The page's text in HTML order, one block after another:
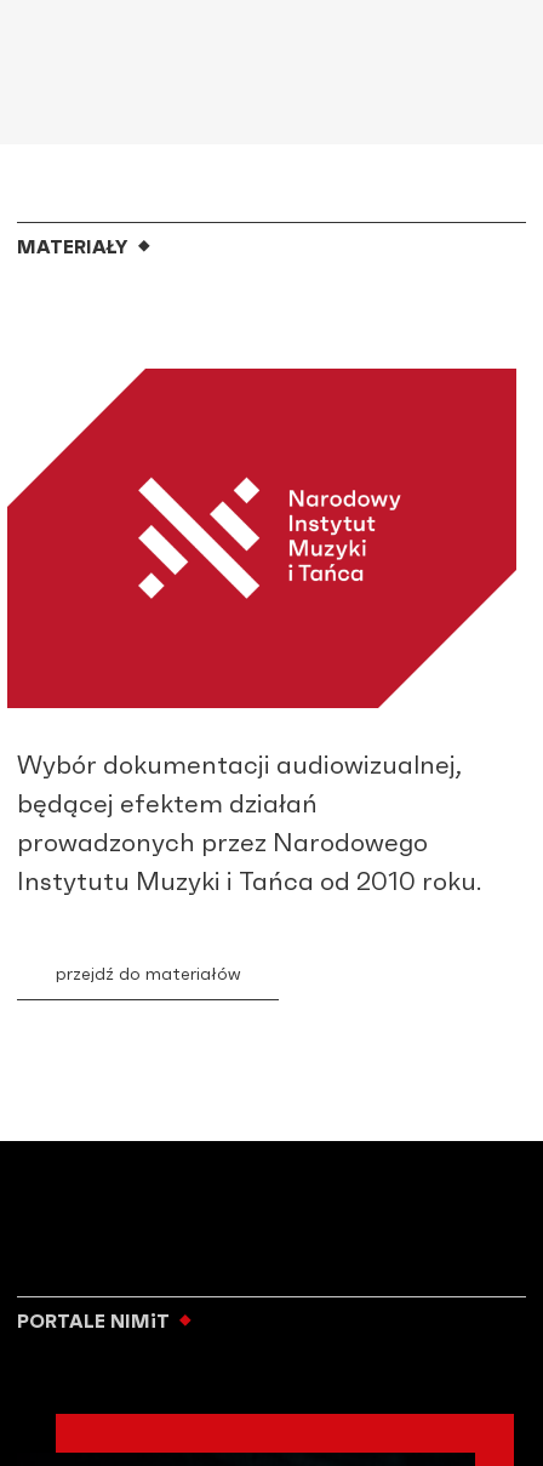
MATERIAŁY
Wybór dokumentacji audiowizualnej,
będącej efektem działań
prowadzonych przez Narodowego
Instytutu Muzyki i Tańca od 2010 roku.
przejdź do materiałów
PORTALE NIMiT